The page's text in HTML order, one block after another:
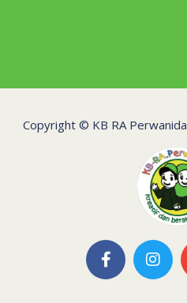
Copyright © KB RA Perwanida